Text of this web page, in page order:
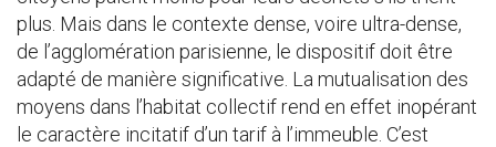
plus. Mais dans le contexte dense, voire ultra-dense,
de l’agglomération parisienne, le dispositif doit être
adapté de manière significative. La mutualisation des
moyens dans l’habitat collectif rend en effet inopérant
le caractère incitatif d’un tarif à l’immeuble. C’est